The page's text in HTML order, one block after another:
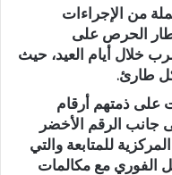
من الإجراءات
إطار الحرص على
خلال أيام العيد، حيث
على ذمتهم أرقام
جانب الرقم الأخضر
بالخلية المركزية للمتابعة والتي
الفوري مع مكالمات